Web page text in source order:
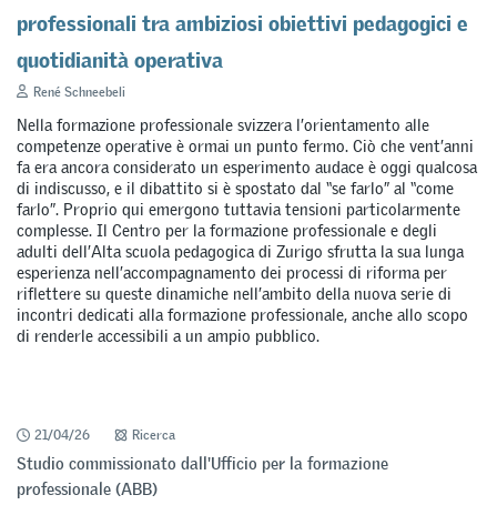
professionali tra ambiziosi obiettivi pedagogici e
quotidianità operativa
René Schneebeli
Nella formazione professionale svizzera l’orientamento alle
competenze operative è ormai un punto fermo. Ciò che vent’anni
fa era ancora considerato un esperimento audace è oggi qualcosa
di indiscusso, e il dibattito si è spostato dal “se farlo” al “come
farlo”. Proprio qui emergono tuttavia tensioni particolarmente
complesse. Il Centro per la formazione professionale e degli
adulti dell’Alta scuola pedagogica di Zurigo sfrutta la sua lunga
esperienza nell’accompagnamento dei processi di riforma per
riflettere su queste dinamiche nell’ambito della nuova serie di
incontri dedicati alla formazione professionale, anche allo scopo
di renderle accessibili a un ampio pubblico.
21/04/26 Ricerca
Studio commissionato dall'Ufficio per la formazione
professionale (ABB)